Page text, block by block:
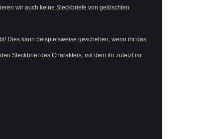
wir auch keine Steckbriefe von gelöschten
Dies kann beispielsweise geschehen, wenn ihr das
Steckbrief des Charakters, mit dem ihr zuletzt im